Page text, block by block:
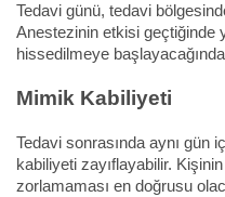
Tedavi günü, tedavi
Anestezinin etkisi geçtiğinde
hissedilmeye
Mimik Kabiliyeti
Tedavi sonrasında aynı gün
kabiliyeti zayıflayabilir.
zorlamaması en doğrusu